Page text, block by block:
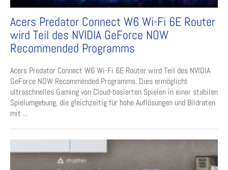
Acers Predator Connect W6 Wi-Fi 6E Router
wird Teil des NVIDIA GeForce NOW
Recommended Programms
Acers Predator Connect W6 Wi-Fi 6E Router wird Teil des NVIDIA
GeForce NOW Recommended Programms. Dies ermöglicht
ultraschnelles Gaming von Cloud-basierten Spielen in einer stabilen
Spielumgebung, die gleichzeitig für hohe Auflösungen und Bildraten
mit ...